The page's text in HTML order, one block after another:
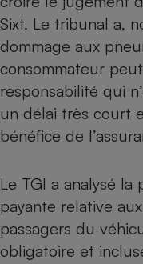
Sixt. Le tribunal a,
dommage aux
consommateur
responsabilité qui
un délai très court
bénéfice de
Le TGI a analysé
payante relative
passagers du
obligatoire et